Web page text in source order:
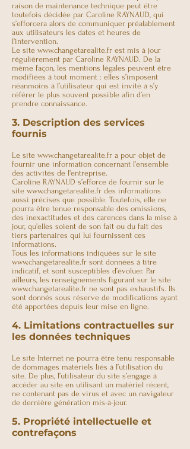
raison de maintenance technique peut être
toutefois décidée par Caroline RAYNAUD, qui
s’efforcera alors de communiquer préalablement
aux utilisateurs les dates et heures de
l’intervention.
Le site www.changetarealite.fr est mis à jour
régulièrement par Caroline RAYNAUD. De la
même façon, les mentions légales peuvent être
modifiées à tout moment : elles s’imposent
néanmoins à l’utilisateur qui est invité à s’y
référer le plus souvent possible afin d’en
prendre connaissance.
3. Description des services
fournis
Le site www.changetarealite.fr a pour objet de
fournir une information concernant l’ensemble
des activités de l'entreprise.
Caroline RAYNAUD s’efforce de fournir sur le
site www.changetarealite.fr des informations
aussi précises que possible. Toutefois, elle ne
pourra être tenue responsable des omissions,
des inexactitudes et des carences dans la mise à
jour, qu’elles soient de son fait ou du fait des
tiers partenaires qui lui fournissent ces
informations.
Tous les informations indiquées sur le site
www.changetarealite.fr sont données à titre
indicatif, et sont susceptibles d’évoluer. Par
ailleurs, les renseignements figurant sur le site
www.changetarealite.fr ne sont pas exhaustifs. Ils
sont donnés sous réserve de modifications ayant
été apportées depuis leur mise en ligne.
4. Limitations contractuelles sur
les données techniques
Le site Internet ne pourra être tenu responsable
de dommages matériels liés à l’utilisation du
site. De plus, l’utilisateur du site s’engage à
accéder au site en utilisant un matériel récent,
ne contenant pas de virus et avec un navigateur
de dernière génération mis-à-jour.
5. Propriété intellectuelle et
contrefaçons